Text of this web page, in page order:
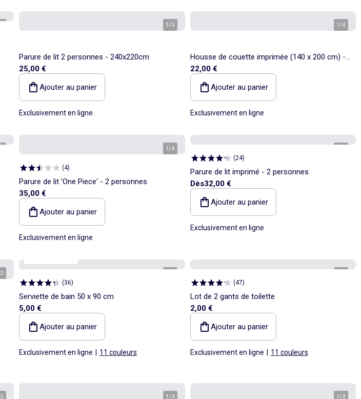
1/3
Parure de lit 2 personnes - 240x220cm
25,00 €
Ajouter au panier
Exclusivement en ligne
1/4
Housse de couette imprimée (140 x 200 cm) -
1 personne
22,00 €
Ajouter au panier
Exclusivement en ligne
1/4
(4)
Parure de lit 'One Piece' - 2 personnes
35,00 €
Ajouter au panier
Exclusivement en ligne
(24)
Parure de lit imprimé - 2 personnes
Dès32,00 €
Ajouter au panier
Exclusivement en ligne
2
(36)
Serviette de bain 50 x 90 cm
5,00 €
Ajouter au panier
Exclusivement en ligne 11 couleurs
(47)
Lot de 2 gants de toilette
2,00 €
Ajouter au panier
Exclusivement en ligne 11 couleurs
5 1/3 1/3